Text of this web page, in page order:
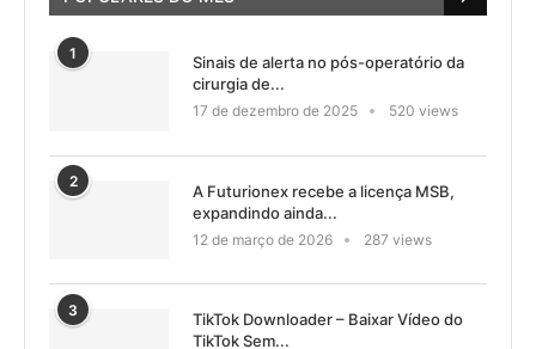
1
Sinais de alerta no pós-operatório da
cirurgia de...
17 de dezembro de 2025 520 views
2
A Futurionex recebe a licença MSB,
expandindo ainda...
12 de março de 2026 287 views
3
TikTok Downloader – Baixar Vídeo do
TikTok Sem...